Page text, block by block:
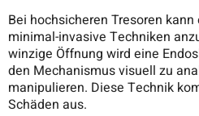
Bei hochsicheren Tresoren
minimal-invasive Techniken
winzige Öffnung wird eine
den Mechanismus visuell zu
manipulieren. Diese Technik
Schäden aus.